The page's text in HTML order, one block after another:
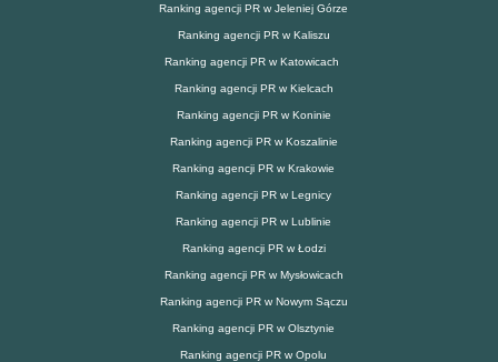
Ranking agencji PR w Jeleniej Górze
Ranking agencji PR w Kaliszu
Ranking agencji PR w Katowicach
Ranking agencji PR w Kielcach
Ranking agencji PR w Koninie
Ranking agencji PR w Koszalinie
Ranking agencji PR w Krakowie
Ranking agencji PR w Legnicy
Ranking agencji PR w Lublinie
Ranking agencji PR w Łodzi
Ranking agencji PR w Mysłowicach
Ranking agencji PR w Nowym Sączu
Ranking agencji PR w Olsztynie
Ranking agencji PR w Opolu